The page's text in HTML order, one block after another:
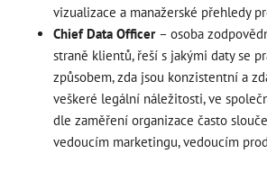
vizualizace a manažerské přehledy
Chief Data Officer – osoba
straně klientů, řeší s jakými daty se
způsobem, zda jsou konzistentní a
veškeré legální náležitosti, ve
dle zaměření organizace často
vedoucím marketingu, vedoucím